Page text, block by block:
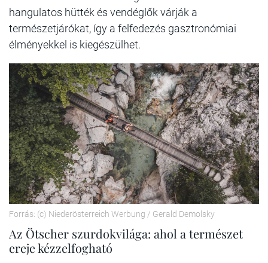
hangulatos hütték és vendéglők várják a
természetjárókat, így a felfedezés gasztronómiai
élményekkel is kiegészülhet.
Forrás: (c) Niederösterreich Werbung / Gerald Demolsky
Az Ötscher szurdokvilága: ahol a természet
ereje kézzelfogható